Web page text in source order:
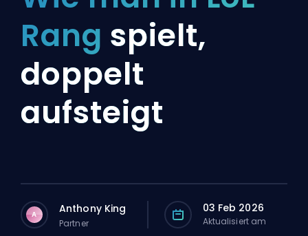
Rang spielt,
doppelt
aufsteigt
A Anthony King
Partner
03 Feb 2026
Aktualisiert am